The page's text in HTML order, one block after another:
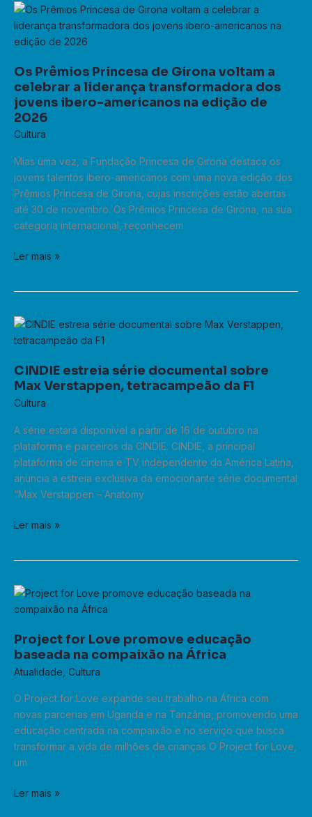
2026
Os Prêmios Princesa de Girona voltam a
celebrar a liderança transformadora dos
jovens ibero-americanos na edição de
2026
Cultura
Mias uma vez, a Fundação Princesa de Girona destaca os
jovens talentos ibero-americanos com uma nova edição dos
Prêmios Princesa de Girona, cujas inscrições estão abertas
até 30 de novembro. Os Prêmios Princesa de Girona, na sua
categoria internacional, reconhecem
Os
Prêmios
Princesa
Girona
voltam
a
celebrar
a
transformadora
dos
jovens
ibero-
americanos
Ler mais »
CINDIE estreia série documental sobre
Max Verstappen, tetracampeão da F1
Cultura
A série estará disponível a partir de 16 de outubro na
plataforma e parceiros da CINDIE. CINDIE, a principal
plataforma de cinema e TV independente da América Latina,
anuncia a estreia exclusiva da emocionante série documental
“Max Verstappen – Anatomy
CINDIE
estreia
documental
sobre
Max
tetracampeão
da
F1
Ler mais »
Project for Love promove educação
baseada na compaixão na África
Atualidade Cultura
O Project for Love expande seu trabalho na África com
novas parcerias em Uganda e na Tanzânia, promovendo uma
educação centrada na compaixão e no serviço que busca
transformar a vida de milhões de crianças O Project for Love,
um
Project
for
promove
educação
baseada
compaixão
na
África
Ler mais »